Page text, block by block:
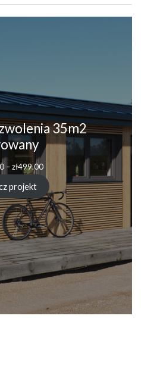
35m2
– zł499.00Zakres
od
zł249.00
do
zł499.00
projekt